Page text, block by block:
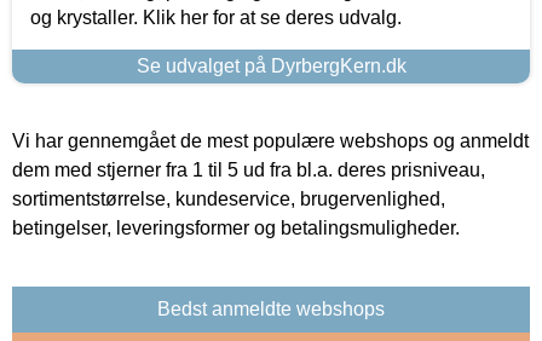
og krystaller. Klik her for at se deres udvalg.
Se udvalget på DyrbergKern.dk
Vi har gennemgået de mest populære webshops og anmeldt
dem med stjerner fra 1 til 5 ud fra bl.a. deres prisniveau,
sortimentstørrelse, kundeservice, brugervenlighed,
betingelser, leveringsformer og betalingsmuligheder.
Bedst anmeldte webshops